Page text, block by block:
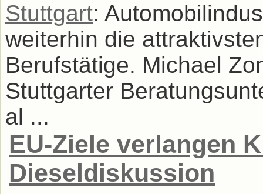
Stuttgart:
weiterhin die
Berufstätige. Michael
Stuttgarter
al ...
EU-Ziele verlangen
Dieseldiskussion